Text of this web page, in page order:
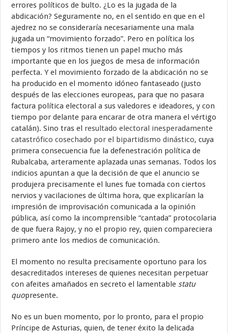
errores políticos de bulto. ¿Lo es la jugada de la
abdicación? Seguramente no, en el sentido en que en el
ajedrez no se consideraría necesariamente una mala
jugada un “movimiento forzado”. Pero en política los
tiempos y los ritmos tienen un papel mucho más
importante que en los juegos de mesa de información
perfecta. Y el movimiento forzado de la abdicación no se
ha producido en el momento idóneo fantaseado (justo
después de las elecciones europeas, para que no pasara
factura política electoral a sus valedores e ideadores, y con
tiempo por delante para encarar de otra manera el vértigo
catalán). Sino tras el resultado electoral inesperadamente
catastrófico cosechado por el bipartidismo dinástico, cuya
primera consecuencia fue la defenestración política de
Rubalcaba, arteramente aplazada unas semanas. Todos los
indicios apuntan a que la decisión de que el anuncio se
produjera precisamente el lunes fue tomada con ciertos
nervios y vacilaciones de última hora, que explicarían la
impresión de improvisación comunicada a la opinión
pública, así como la incomprensible “cantada” protocolaria
de que fuera Rajoy, y no el propio rey, quien compareciera
primero ante los medios de comunicación.
El momento no resulta precisamente oportuno para los
desacreditados intereses de quienes necesitan perpetuar
con afeites amañados en secreto el lamentablestatu
quopresente.
No es un buen momento, por lo pronto, para el propio
Príncipe de Asturias, quien, de tener éxito la delicada